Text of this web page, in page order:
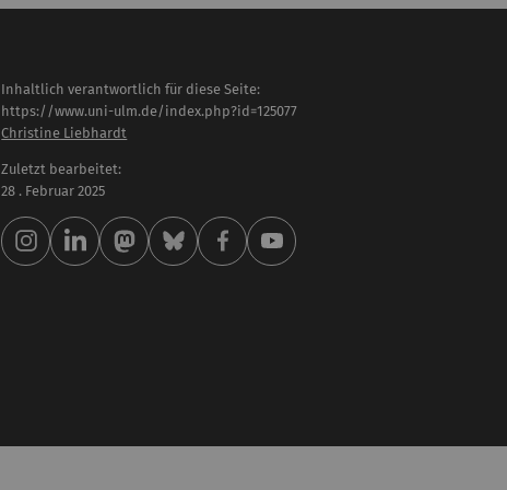
Inhaltlich verantwortlich für diese Seite:
https://www.uni-ulm.de/index.php?id=125077
Christine Liebhardt
Zuletzt bearbeitet:
28 . Februar 2025